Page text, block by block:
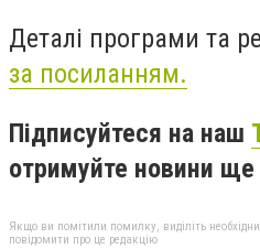
Деталі програми та
за посиланням.
Підписуйтеся на наш
отримуйте новини ще
Якщо ви помітили помилку, виділіть
повідомити про це редакцію